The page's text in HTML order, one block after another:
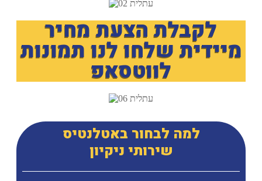
לקבלת הצעת מחיר
מיידית שלחו לנו תמונות
לווטסאפ
למה לבחור באטלנטיס
שירותי ניקיון